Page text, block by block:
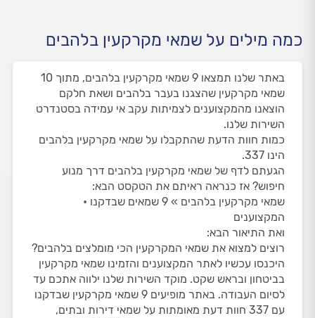
כמה מילים על שמאי מקרקעין בלהבים
באתר שלנו תמצאו 9 שמאי מקרקעין בלהבים, מתוך 10
שמאי מקרקעין שהצגנו בעבר בלהבים ושאת חלקם
הוצאנו מהמקצוענים לצמיתות עקב אי עמידה בסטנדרט
השירות שלנו.
כמות חוות הדעת שהתקבלו על שמאי מקרקעין בלהבים
הינו 337.
הגעתם לדף של שמאי מקרקעין בלהבים דרך מנוע
חיפוש? אז כנראה ראיתם את הטקסט הבא:
שמאי מקרקעין בלהבים » 9 שמאים שבדקנו •
המקצוענים
ואת התיאור הבא:
רוצים למצוא את שמאי המקרקעין הכי מומלצים בלהבים?
היכנסו עכשיו לאתר המקצוענים והזמינו שמאי מקרקעין
בביטחון ובראש שקט. מוקד השירות שלנו ילווה אתכם עד
לסיום העבודה. באתר מופיעים 9 שמאי מקרקעין שבדקנו
עם 337 חוות דעת מאומתות על שמאי דירות ובתים,